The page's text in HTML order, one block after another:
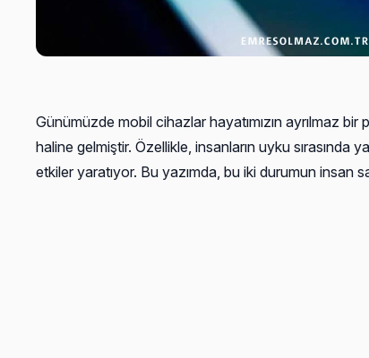
Günümüzde mobil cihazlar hayatımızın ayrılmaz
haline gelmiştir. Özellikle, insanların uyku sırasında
etkiler yaratıyor. Bu yazımda, bu iki durumun insan